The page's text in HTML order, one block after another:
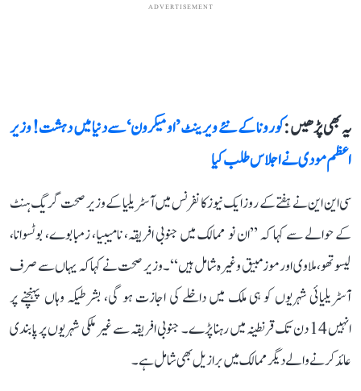
ADVERTISEMENT
یہ بھی پڑھیں :کورونا کے نئے ویرینٹ ’اومیکرون‘ سے دنیا میں دہشت! وزیر
اعظم مودی نے اجلاس طلب کیا
سی این این نے ہفتے کے روز ایک نیوز کانفرنس میں آسٹریلیا کے وزیر صحت گریگ ہنٹ
کے حوالے سے کہا کہ ’’ان نو ممالک میں جنوبی افریقہ، نامیبیا، زمبابوے، بوٹسوانا،
لیسوتھو، ملاوی اور موزمبیق وغیرہ شامل ہیں‘‘۔ وزیر صحت نے کہا کہ یہاں سے صرف
آسٹریلیائی شہریوں کو ہی ملک میں داخلے کی اجازت ہو گی، بشرطیکہ وہاں پہنچنے پر
انہیں 14 دن تک قرنطینہ میں رہنا پڑے۔ جنوبی افریقہ سے غیر ملکی شہریوں پر پابندی
عائد کرنے والے دیگر ممالک میں برازیل بھی شامل ہے۔